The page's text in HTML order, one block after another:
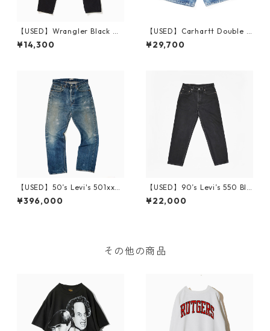
【USED】Wrangler Black De
nim Pants 96501CB 実寸 W3
3 L31 Made in USA
¥14,300
【USED】Carhartt Double K
nee Denim Shorts 実寸W35
Made in USA
¥29,700
【USED】50’s Levi's 501xx
革パッチ 実寸 W30 L30 リペ
ア
¥396,000
【USED】90’s Levi’s 550 Bla
ck W34 L30
¥22,000
その他の商品